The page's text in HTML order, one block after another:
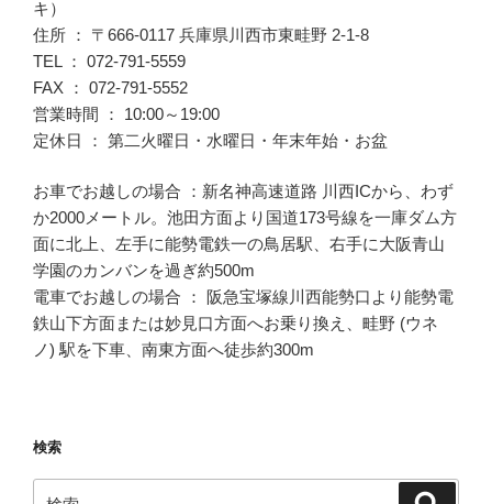
キ）
住所 ： 〒666-0117 兵庫県川西市東畦野 2-1-8
TEL ： 072-791-5559
FAX ： 072-791-5552
営業時間 ： 10:00～19:00
定休日 ： 第二火曜日・水曜日・年末年始・お盆
お車でお越しの場合 ：新名神高速道路 川西ICから、わず
か2000メートル。池田方面より国道173号線を一庫ダム方
面に北上、左手に能勢電鉄一の鳥居駅、右手に大阪青山
学園のカンバンを過ぎ約500m
電車でお越しの場合 ： 阪急宝塚線川西能勢口より能勢電
鉄山下方面または妙見口方面へお乗り換え、畦野 (ウネ
ノ) 駅を下車、南東方面へ徒歩約300m
検索